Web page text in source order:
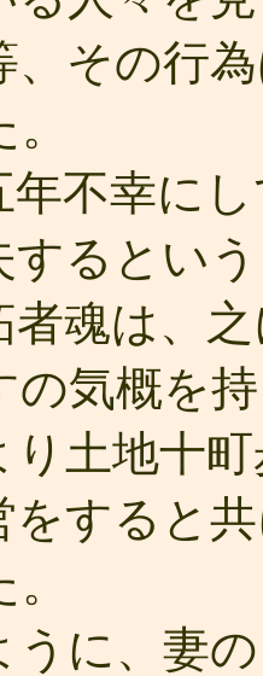
、その行
年不幸に
するとい
者魂は、
の気概を
り土地十
をすると
うに、妻